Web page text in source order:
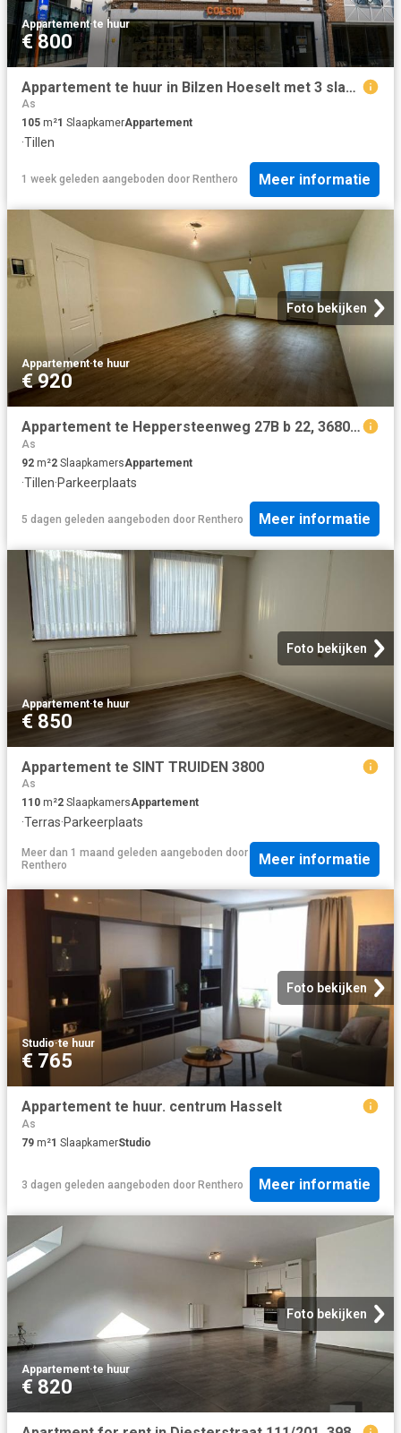
Appartement·te huur
€ 800
Appartement te huur in Bilzen Hoeselt met 3 slaapkamers
As
105 m²1 SlaapkamerAppartement
·Tillen
1 week geleden aangeboden door Renthero Meer informatie
Foto bekijken
Appartement·te huur
€ 920
Appartement te Heppersteenweg 27B b 22, 3680 MAASEIK
As
92 m²2 SlaapkamersAppartement
·Tillen·Parkeerplaats
5 dagen geleden aangeboden door Renthero Meer informatie
Foto bekijken
Appartement·te huur
€ 850
Appartement te SINT TRUIDEN 3800
As
110 m²2 SlaapkamersAppartement
·Terras·Parkeerplaats
Meer dan 1 maand geleden aangeboden door
Renthero
Meer informatie
Foto bekijken
Studio·te huur
€ 765
Appartement te huur. centrum Hasselt
As
79 m²1 SlaapkamerStudio
3 dagen geleden aangeboden door Renthero Meer informatie
Foto bekijken
Appartement·te huur
€ 820